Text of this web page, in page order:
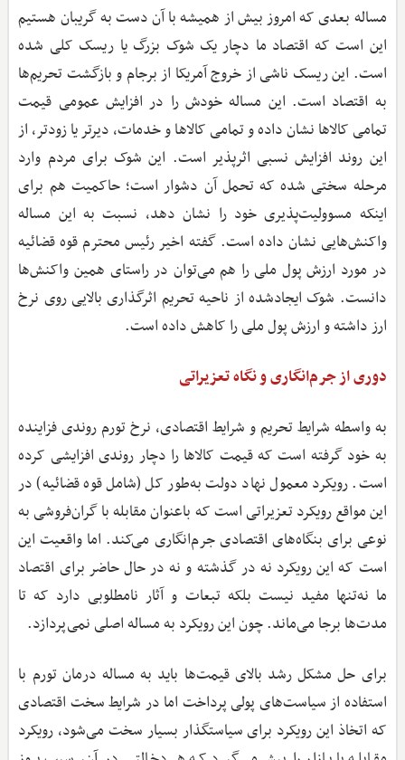
مساله بعدی که امروز بیش از همیشه با آن دست به گریبان هستیم
این است که اقتصاد ما دچار یک شوک بزرگ یا ریسک کلی شده
است. این ریسک ناشی از خروج آمریکا از برجام و بازگشت تحریم‌ها
به اقتصاد است. این مساله خودش را در افزایش عمومی قیمت
تمامی کالاها نشان داده و تمامی کالاها و خدمات، دیرتر یا زودتر، از
این روند افزایش نسبی اثرپذیر است. این شوک برای مردم وارد
مرحله سختی شده که تحمل آن دشوار است؛ حاکمیت هم برای
اینکه مسوولیت‌پذیری خود را نشان دهد، نسبت به این مساله
واکنش‌هایی نشان داده است. گفته اخیر رئیس محترم قوه قضائیه
در مورد ارزش پول ملی را هم می‌توان در راستای همین واکنش‌ها
دانست. شوک ایجادشده از ناحیه تحریم اثرگذاری بالایی روی نرخ
ارز داشته و ارزش پول ملی را کاهش داده است.
دوری از جرم‌انگاری و نگاه تعزیراتی
به ‌واسطه شرایط تحریم و شرایط اقتصادی، نرخ تورم روندی فزاینده
به خود گرفته است که قیمت کالاها را دچار روندی افزایشی کرده
است. رویکرد معمول نهاد دولت به‌طور کل (شامل قوه قضائیه) در
این مواقع رویکرد تعزیراتی است که با‌عنوان مقابله با گران‌فروشی به
نوعی برای بنگاه‌های اقتصادی جرم‌انگاری می‌کند. اما واقعیت این
است که این رویکرد نه در گذشته و نه در حال حاضر برای اقتصاد
ما نه‌تنها مفید نیست بلکه تبعات و آثار نامطلوبی دارد که تا
مدت‌ها برجا می‌ماند. چون این رویکرد به مساله اصلی نمی‌پردازد.
برای حل مشکل رشد بالای قیمت‌ها باید به مساله درمان تورم با
استفاده از سیاست‌های پولی پرداخت اما در شرایط سخت اقتصادی
که اتخاذ این رویکرد برای سیاستگذار بسیار سخت می‌شود، رویکرد